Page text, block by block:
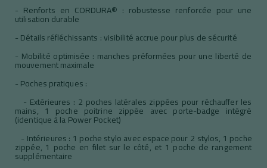
- Renforts en CORDURA® : robustesse renforcée pour une
utilisation durable
- Détails réfléchissants : visibilité accrue pour plus de sécurité
- Mobilité optimisée : manches préformées pour une liberté de
mouvement maximale
- Poches pratiques :
- Extérieures : 2 poches latérales zippées pour réchauffer les
mains, 1 poche poitrine zippée avec porte-badge intégré
(identique à la Power Pocket)
- Intérieures : 1 poche stylo avec espace pour 2 stylos, 1 poche
zippée, 1 poche en filet sur le côté, et 1 poche de rangement
supplémentaire